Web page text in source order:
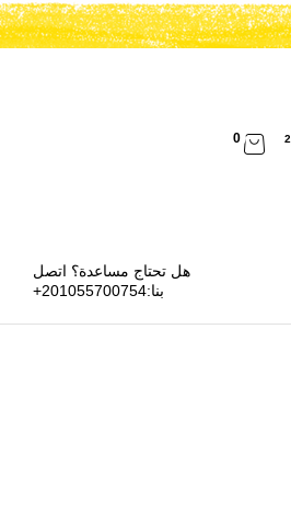
2
0
هل تحتاج مساعدة؟ اتصل
بنا:201055700754+